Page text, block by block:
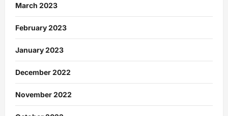
March 2023
February 2023
January 2023
December 2022
November 2022